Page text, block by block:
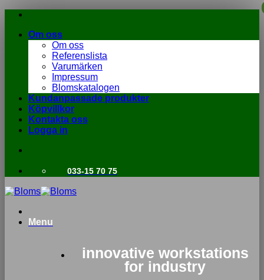
Skip
contentOm oss
Om oss
Referenslista
Varumärken
Impressum
Blomskatalogen
Kundanpassade produkter
Köpvillkor
Kontakta oss
Logga in
033-15 70 75
Menu
innovative workstations
for industry